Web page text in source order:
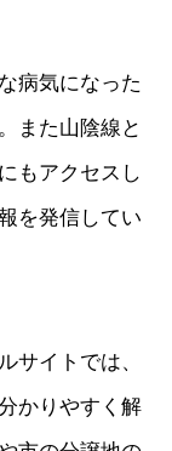
病気になった
また山陰線と
もアクセスし
を発信してい
サイトでは、
かりやすく解